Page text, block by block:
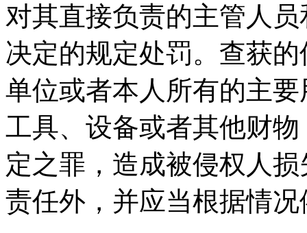
对其直接负责的主管人
决定的规定处罚。查获
单位或者本人所有的主
工具、设备或者其他财
定之罪，造成被侵权人
责任外，并应当根据情